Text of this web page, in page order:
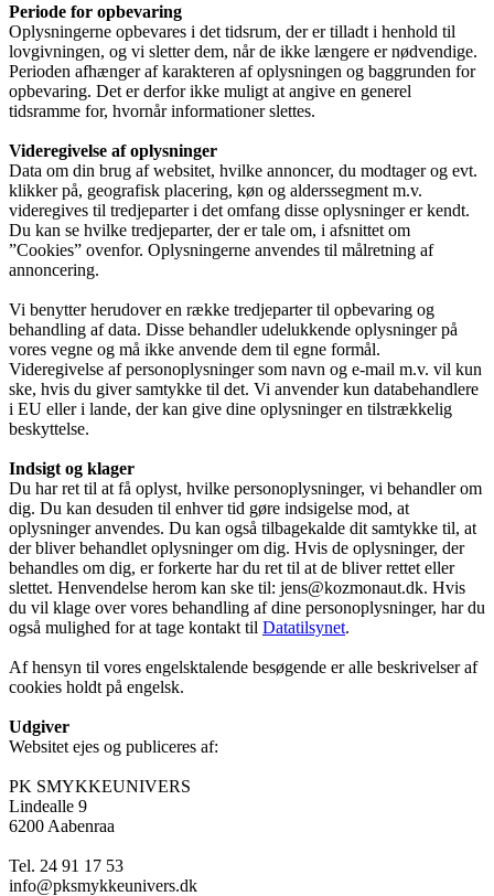
Periode for opbevaring
Oplysningerne opbevares i det tidsrum, der er tilladt i henhold til
lovgivningen, og vi sletter dem, når de ikke længere er nødvendige.
Perioden afhænger af karakteren af oplysningen og baggrunden for
opbevaring. Det er derfor ikke muligt at angive en generel
tidsramme for, hvornår informationer slettes.
Videregivelse af oplysninger
Data om din brug af websitet, hvilke annoncer, du modtager og evt.
klikker på, geografisk placering, køn og alderssegment m.v.
videregives til tredjeparter i det omfang disse oplysninger er kendt.
Du kan se hvilke tredjeparter, der er tale om, i afsnittet om
”Cookies” ovenfor. Oplysningerne anvendes til målretning af
annoncering.
Vi benytter herudover en række tredjeparter til opbevaring og
behandling af data. Disse behandler udelukkende oplysninger på
vores vegne og må ikke anvende dem til egne formål.
Videregivelse af personoplysninger som navn og e-mail m.v. vil kun
ske, hvis du giver samtykke til det. Vi anvender kun databehandlere
i EU eller i lande, der kan give dine oplysninger en tilstrækkelig
beskyttelse.
Indsigt og klager
Du har ret til at få oplyst, hvilke personoplysninger, vi behandler om
dig. Du kan desuden til enhver tid gøre indsigelse mod, at
oplysninger anvendes. Du kan også tilbagekalde dit samtykke til, at
der bliver behandlet oplysninger om dig. Hvis de oplysninger, der
behandles om dig, er forkerte har du ret til at de bliver rettet eller
slettet. Henvendelse herom kan ske til: jens@kozmonaut.dk. Hvis
du vil klage over vores behandling af dine personoplysninger, har du
også mulighed for at tage kontakt til Datatilsynet.
Af hensyn til vores engelsktalende besøgende er alle beskrivelser af
cookies holdt på engelsk.
Udgiver
Websitet ejes og publiceres af:
PK SMYKKEUNIVERS
Lindealle 9
6200 Aabenraa
Tel. 24 91 17 53
info@pksmykkeunivers.dk